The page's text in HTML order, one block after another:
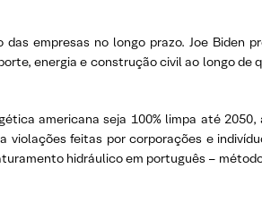
empresas no longo prazo. Joe Biden
energia e construção civil ao longo de
americana seja 100% limpa até 2050,
feitas por corporações e
hidráulico em português –